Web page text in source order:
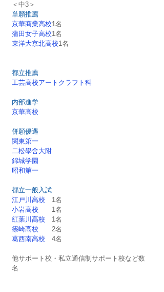
＜中3＞
単願推薦
京華商業高校1名
蒲田女子高校1名
東洋大京北高校1名
都立推薦
工芸高校アートクラフト科
内部進学
京華高校
併願優遇
関東第一
二松學舍大附
錦城学園
昭和第一
都立一般入試
江戸川高校 1名
小岩高校 1名
紅葉川高校 1名
篠崎高校 2名
葛西南高校 4名
他サポート校・私立通信制サポート校など数
名